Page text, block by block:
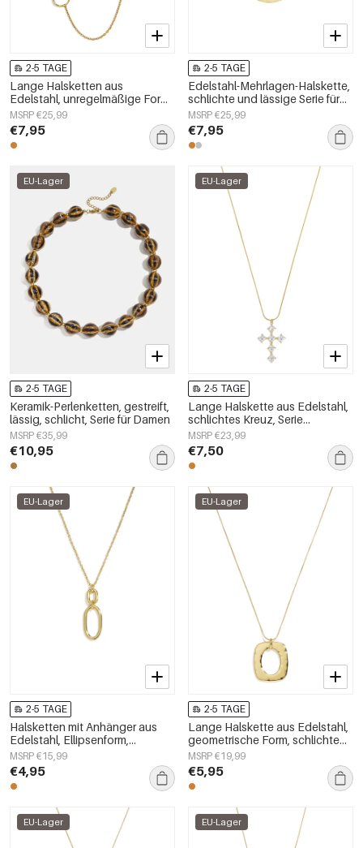
2-5 TAGE
Lange Halsketten aus
Edelstahl, unregelmäßige Form,
schlichte Alltags-Serie,
Damenschmuck
MSRP €25,99
€7,95
2-5 TAGE
Edelstahl-Mehrlagen-Halskette,
schlichte und lässige Serie für
Damen
MSRP €25,99
€7,95
EU-Lager
2-5 TAGE
Keramik-Perlenketten, gestreift,
lässig, schlicht, Serie für Damen
MSRP €35,99
€10,95
EU-Lager
2-5 TAGE
Lange Halskette aus Edelstahl,
schlichtes Kreuz, Serie
„Alltagsschmuck“,
Damenschmuck
MSRP €23,99
€7,50
EU-Lager
2-5 TAGE
Halsketten mit Anhänger aus
Edelstahl, Ellipsenform,
schlichte Serie
„Alltagsschmuck“,
Damenschmuck
MSRP €15,99
€4,95
EU-Lager
2-5 TAGE
Lange Halskette aus Edelstahl,
geometrische Form, schlichte
Alltags-Serie, Damenschmuck
MSRP €19,99
€5,95
EU-Lager EU-Lager